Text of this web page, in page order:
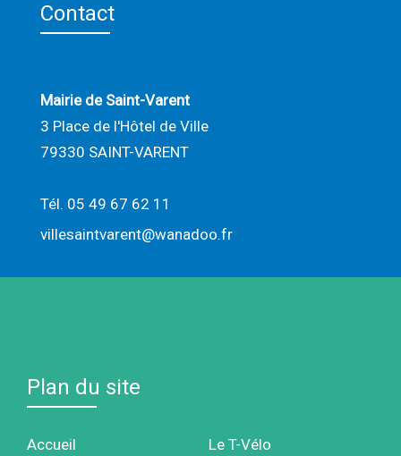
Contact
Mairie de Saint-Varent
3 Place de l'Hôtel de Ville
79330 SAINT-VARENT
Tél. 05 49 67 62 11
villesaintvarent@wanadoo.fr
Plan du site
Accueil Le T-Vélo